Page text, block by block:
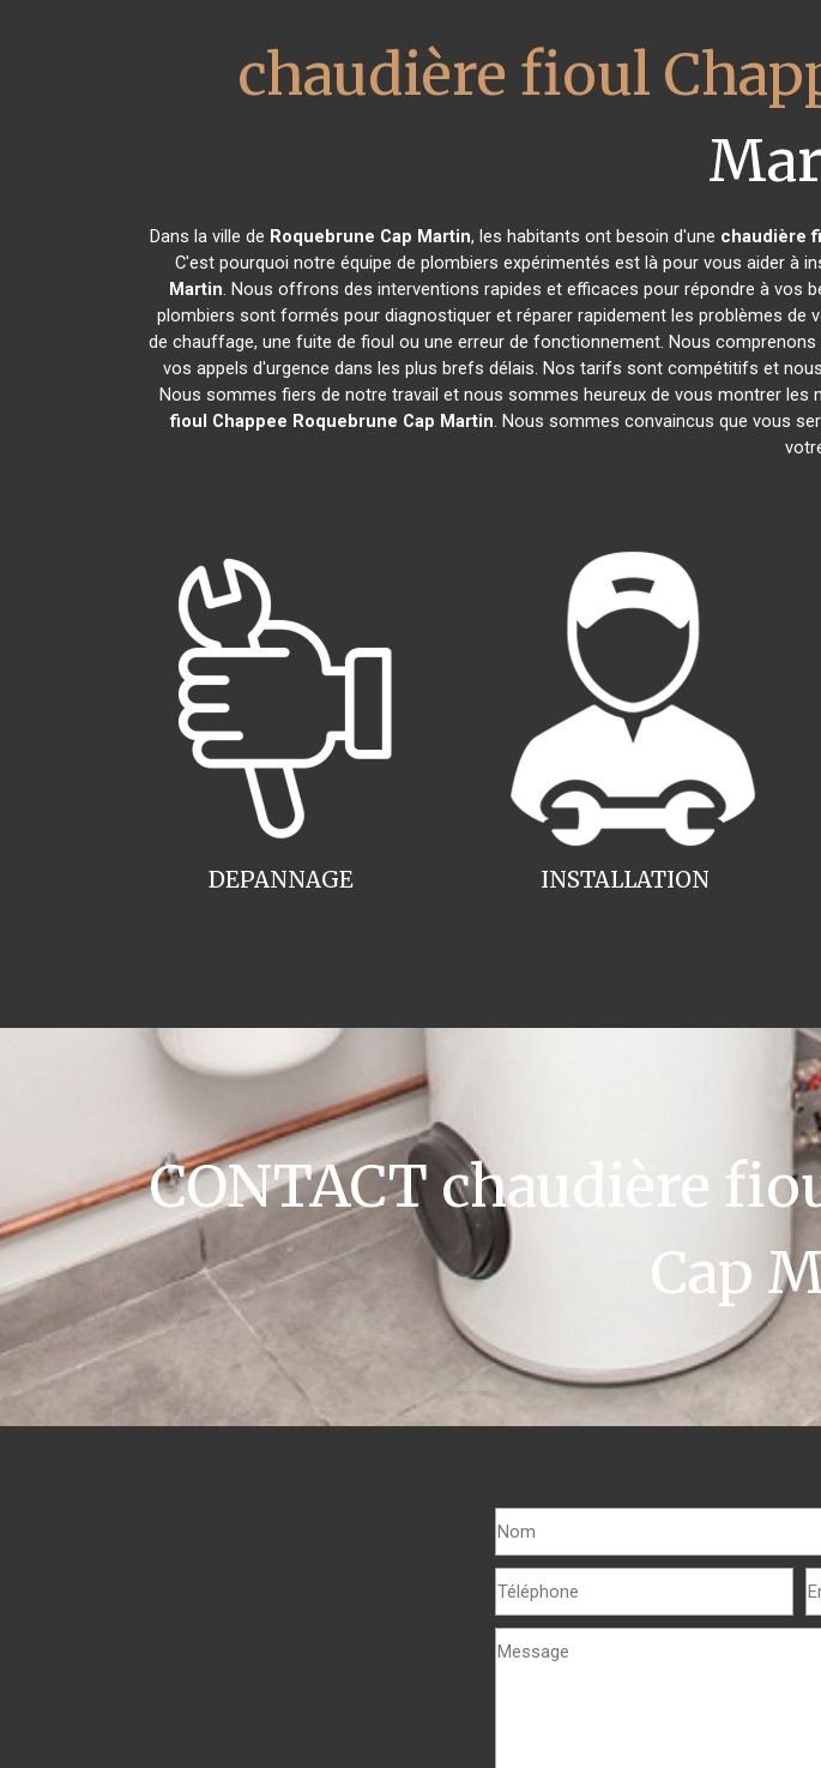
chaudière fioul
Dans la ville de Roquebrune Cap Martin, les habitants ont besoin d'une chaudière
C'est pourquoi notre équipe de plombiers expérimentés est là pour vous aider à
Martin. Nous offrons des interventions rapides et efficaces pour répondre à vos
plombiers sont formés pour diagnostiquer et réparer rapidement les problèmes de
de chauffage, une fuite de fioul ou une erreur de fonctionnement. Nous
vos appels d'urgence dans les plus brefs délais. Nos tarifs sont compétitifs et
Nous sommes fiers de notre travail et nous sommes heureux de vous montrer
fioul Chappee Roquebrune Cap Martin. Nous sommes convaincus que vous
INSTALLATION
DEPANNAGE
CONTACT chaudière
Cap